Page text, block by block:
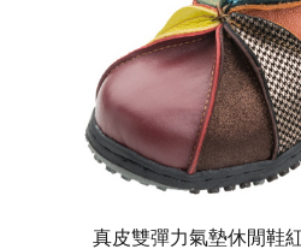
真皮雙彈力氣墊休閒鞋